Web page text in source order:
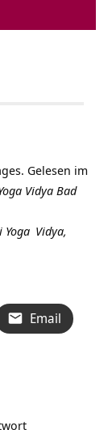
Gelesen im
Vidya Bad
Yoga Vidya,
Email